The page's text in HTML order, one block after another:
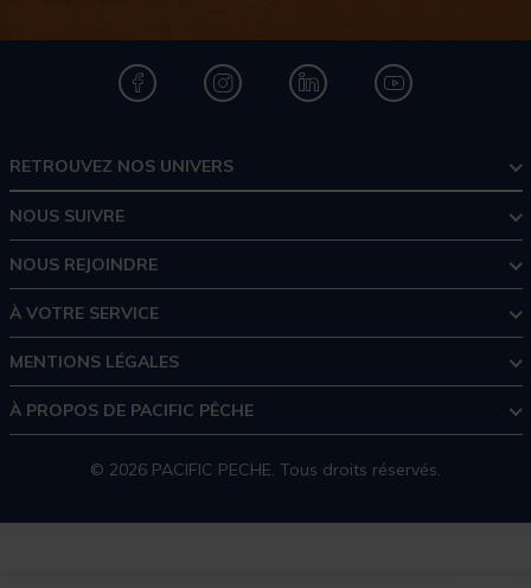
RETROUVEZ NOS UNIVERS
NOUS SUIVRE
NOUS REJOINDRE
À VOTRE SERVICE
MENTIONS LÉGALES
À PROPOS DE PACIFIC PÊCHE
© 2026 PACIFIC PECHE. Tous droits réservés.